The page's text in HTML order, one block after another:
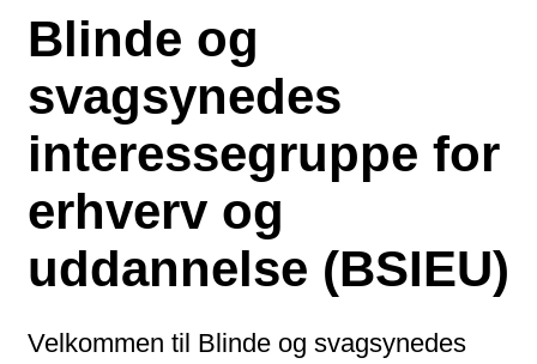
Blinde og
svagsynedes
interessegruppe for
erhverv og
uddannelse (BSIEU)
Velkommen til Blinde og svagsynedes